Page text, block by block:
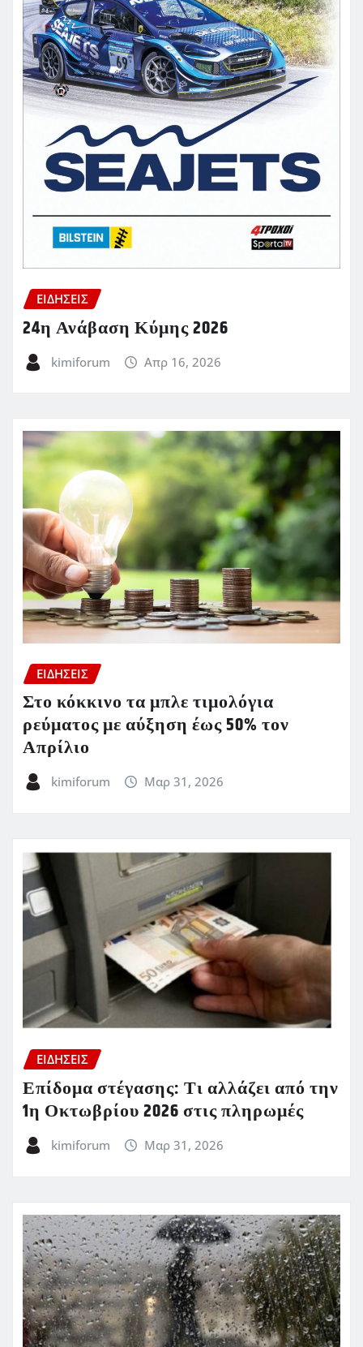
ΕΙΔΗΣΕΙΣ
24η Ανάβαση Κύμης 2026
kimiforum Απρ 16, 2026
ΕΙΔΗΣΕΙΣ
Στο κόκκινο τα μπλε τιμολόγια
ρεύματος με αύξηση έως 50% τον
Απρίλιο
kimiforum Μαρ 31, 2026
ΕΙΔΗΣΕΙΣ
Επίδομα στέγασης: Τι αλλάζει από την
1η Οκτωβρίου 2026 στις πληρωμές
kimiforum Μαρ 31, 2026